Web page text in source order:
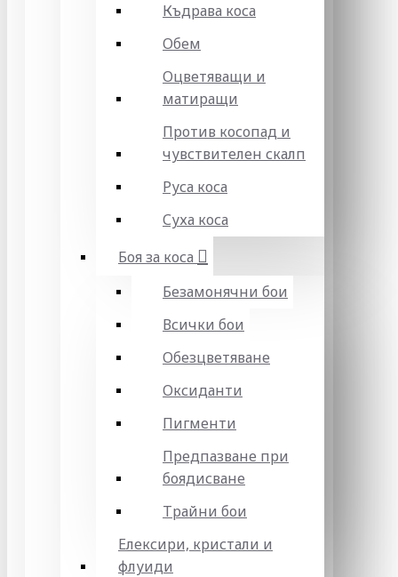
Къдрава коса
Обем
Оцветяващи и
матиращи
Против косопад и
чувствителен скалп
Руса коса
Суха коса
Боя за коса
Безамонячни бои
Всички бои
Обезцветяване
Оксиданти
Пигменти
Предпазване при
боядисване
Трайни бои
Елексири, кристали и
флуиди